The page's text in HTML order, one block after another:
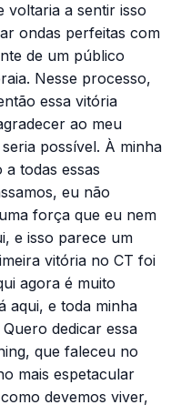
voltaria a sentir isso
ondas perfeitas com
de um público
Nesse processo,
essa vitória
ao meu
possível. À minha
a todas essas
eu não
força que eu nem
e isso parece um
vitória no CT foi
agora é muito
aqui, e toda minha
dedicar essa
que faleceu no
mais espetacular
devemos viver,